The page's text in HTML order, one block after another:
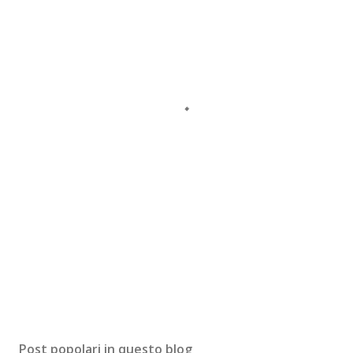
Post popolari in questo blog